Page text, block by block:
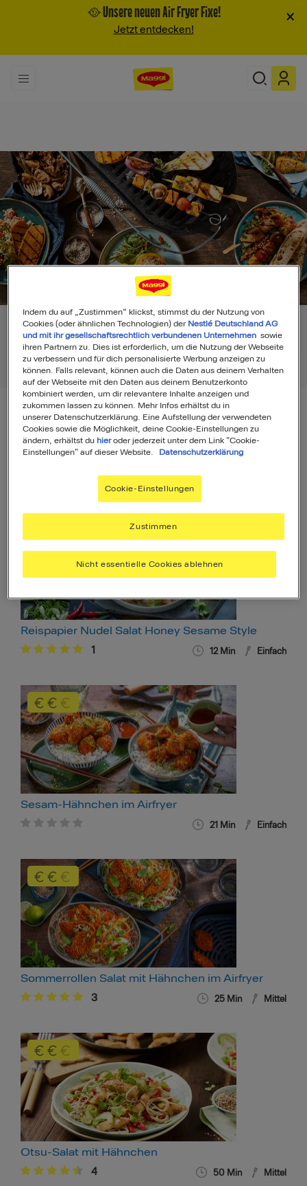
🥘 Unsere neuen Air Fryer Fixe!
Jetzt entdecken!
×
Search
Rezepte 15 Produkte 1
Filter Sortierung
Reispapier Nudel Salat Honey Sesame Style
1 12 Min Einfach
Sesam-Hähnchen im Airfryer
21 Min Einfach
Sommerrollen Salat mit Hähnchen im Airfryer
3 25 Min Mittel
Otsu-Salat mit Hähnchen
4 50 Min Mittel
Indem du auf „Zustimmen“ klickst, stimmst du der Nutzung von
Cookies (oder ähnlichen Technologien) der Nestlé Deutschland AG
und mit ihr gesellschaftsrechtlich verbundenen Unternehmen sowie
ihren Partnern zu. Dies ist erforderlich, um die Nutzung der Webseite
zu verbessern und für dich personalisierte Werbung anzeigen zu
können. Falls relevant, können auch die Daten aus deinem Verhalten
auf der Webseite mit den Daten aus deinem Benutzerkonto
kombiniert werden, um dir relevantere Inhalte anzeigen und
zukommen lassen zu können. Mehr Infos erhältst du in
unserer Datenschutzerklärung. Eine Aufstellung der verwendeten
Cookies sowie die Möglichkeit, deine Cookie-Einstellungen zu
ändern, erhältst duhieroder jederzeit unter dem Link "Cookie-
Einstellungen" auf dieser Website.
Datenschutzerklärung
Cookie-Einstellungen
Nicht essentielle Cookies ablehnen
Zustimmen